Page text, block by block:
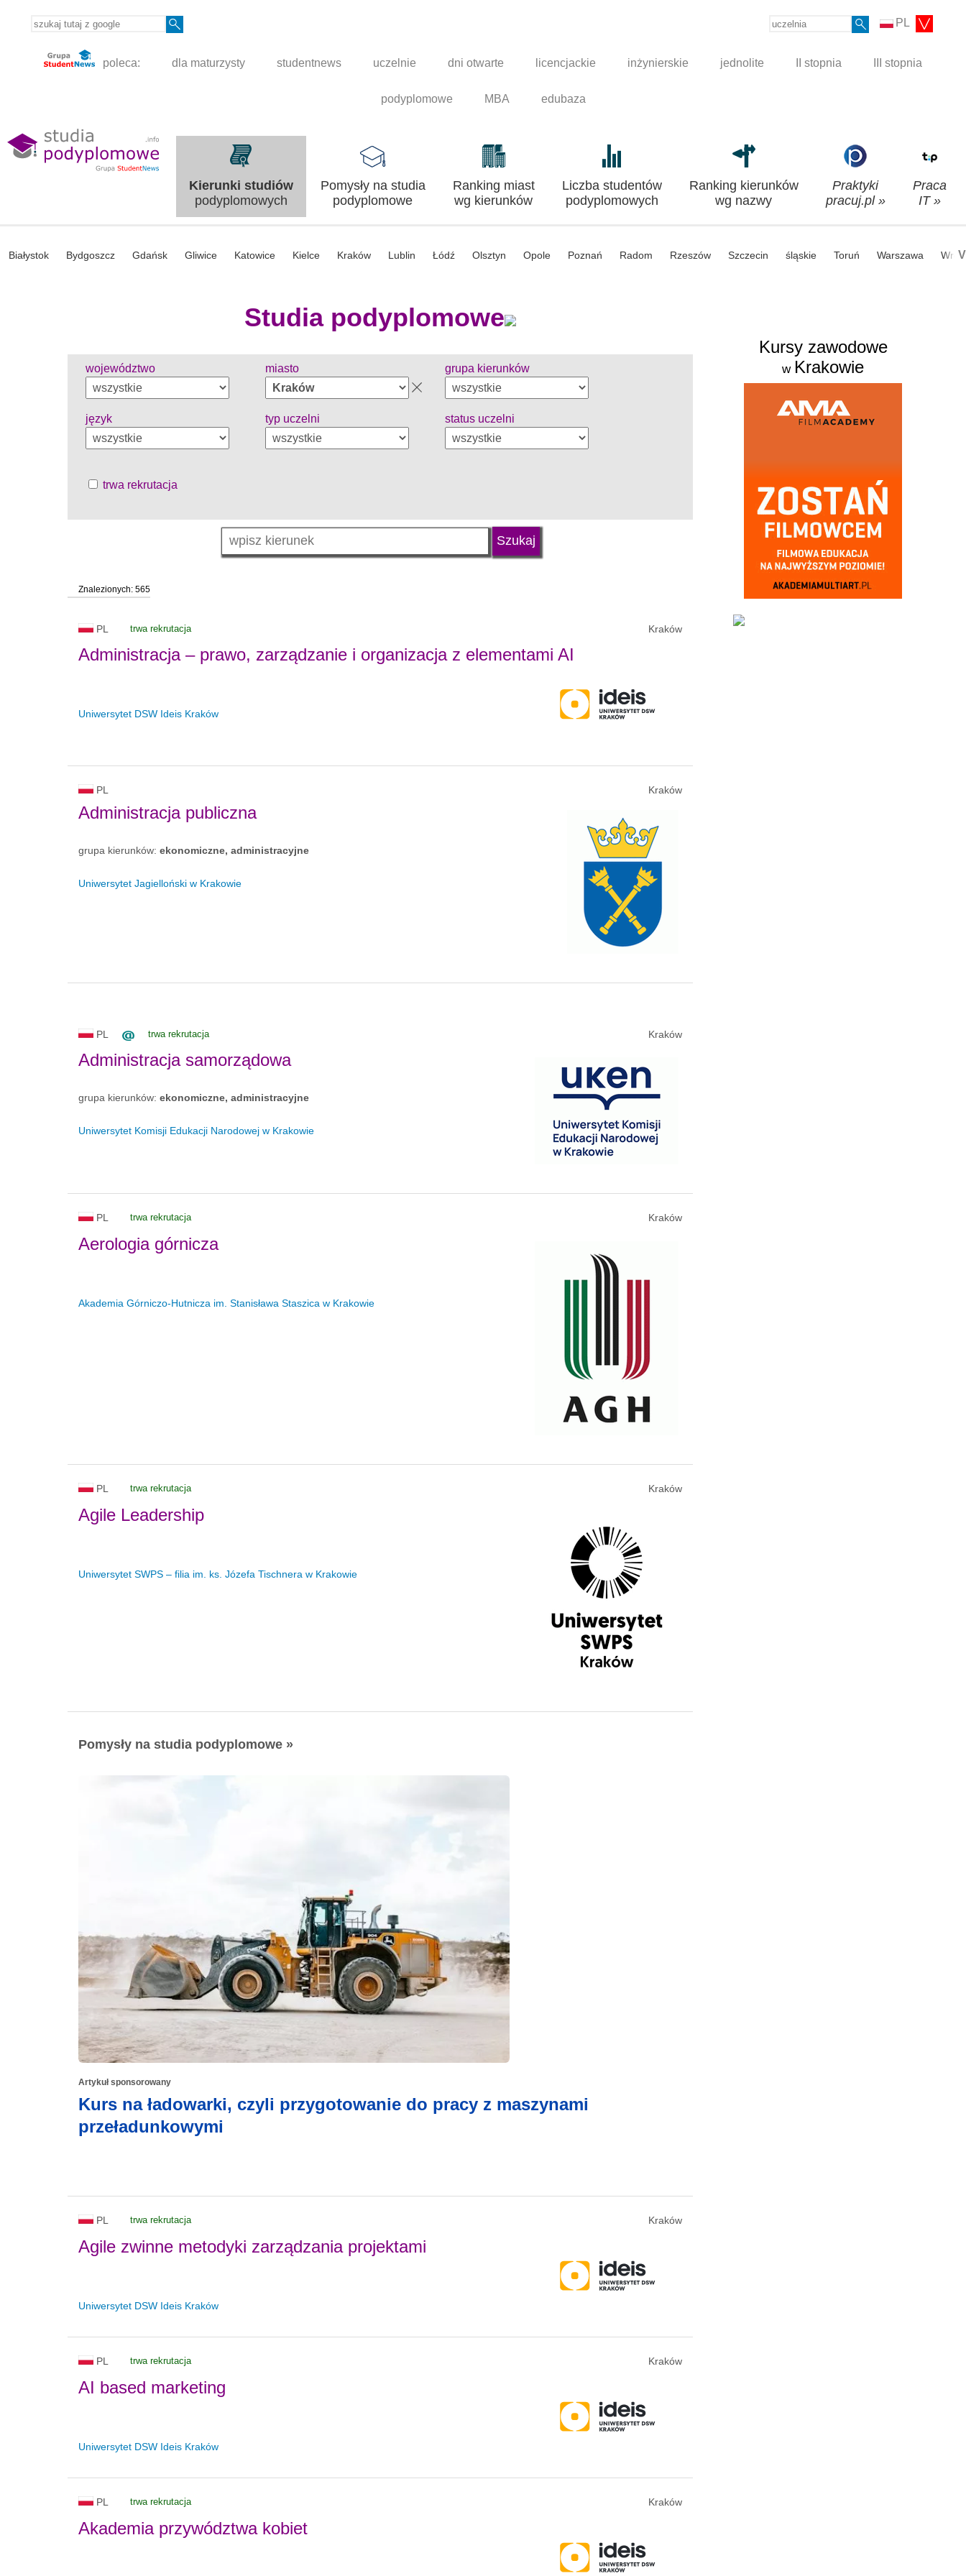
PL
poleca: dla maturzysty studentnews uczelnie dni otwarte licencjackie inżynierskie jednolite II stopnia III stopnia
podyplomowe MBA edubaza
Kierunki studiów
podyplomowych
Pomysły na studia
podyplomowe
Ranking miast
wg kierunków
Liczba studentów
podyplomowych
Ranking kierunków
wg nazwy
Praktyki
pracuj.pl »
Praca
IT »
Białystok Bydgoszcz Gdańsk Gliwice Katowice Kielce Kraków Lublin Łódź Olsztyn Opole Poznań Radom Rzeszów Szczecin śląskie Toruń Warszawa V
Studia podyplomowe
województwo miasto grupa kierunków
język typ uczelni status uczelni
trwa rekrutacja
Znalezionych: 565
PL trwa rekrutacja Kraków
Administracja – prawo, zarządzanie i organizacja z elementami AI
Uniwersytet DSW Ideis Kraków
PL Kraków
Administracja publiczna
grupa kierunków: ekonomiczne, administracyjne
Uniwersytet Jagielloński w Krakowie
PL trwa rekrutacja Kraków
Administracja samorządowa
grupa kierunków: ekonomiczne, administracyjne
Uniwersytet Komisji Edukacji Narodowej w Krakowie
PL trwa rekrutacja Kraków
Aerologia górnicza
Akademia Górniczo-Hutnicza im. Stanisława Staszica w Krakowie
PL trwa rekrutacja Kraków
Agile Leadership
Uniwersytet SWPS – filia im. ks. Józefa Tischnera w Krakowie
Pomysły na studia podyplomowe »
Artykuł sponsorowany
Kurs na ładowarki, czyli przygotowanie do pracy z maszynami
przeładunkowymi
PL trwa rekrutacja Kraków
Agile zwinne metodyki zarządzania projektami
Uniwersytet DSW Ideis Kraków
PL trwa rekrutacja Kraków
AI based marketing
Uniwersytet DSW Ideis Kraków
PL trwa rekrutacja Kraków
Akademia przywództwa kobiet
Kursy zawodowe
w Krakowie